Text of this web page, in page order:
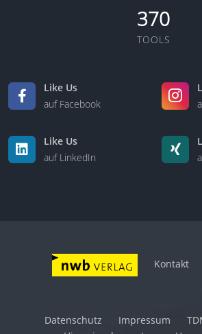
370
TOOLS
Like Us
auf Facebook
Like Us
auf LinkedIn
Kontakt
Datenschutz Impressum